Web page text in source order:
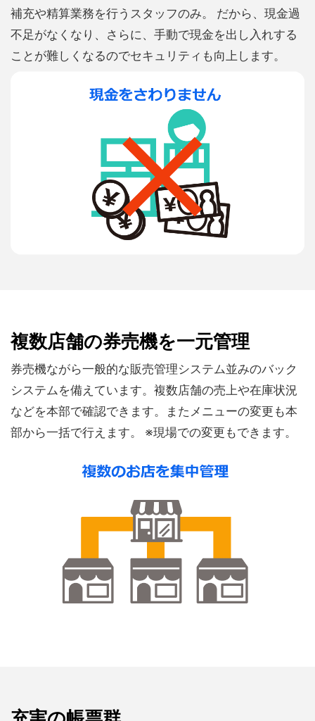
補充や精算業務を行うスタッフのみ。 だから、現金過
不足がなくなり、さらに、手動で現金を出し入れする
ことが難しくなるのでセキュリティも向上します。
複数店舗の券売機を一元管理
券売機ながら一般的な販売管理システム並みのバック
システムを備えています。複数店舗の売上や在庫状況
などを本部で確認できます。またメニューの変更も本
部から一括で行えます。 ※現場での変更もできます。